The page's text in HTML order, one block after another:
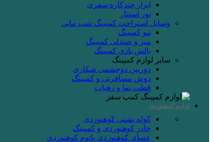
ابزار چندکاره سفری
تور استتار
وسایل استراحت کمپینگ شب مانی
ننو کمپینگ
میز و صندلی کمپینگ
بالش بادی کمپینگ
سایر لوازم کمپینگ
دوربین دوچشمی شکاری
دوش مسافرتی و کمپینگ
قطب نما و رهیاب
لوازم کوهنوردی
کوله پشتی کوهنوردی
چادر کوهنوردی و کمپینگ
عصای کوهنوردی باتوم کوهنوردی